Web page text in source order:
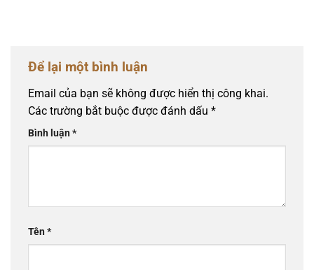
Để lại một bình luận
Email của bạn sẽ không được hiển thị công khai.
Các trường bắt buộc được đánh dấu *
Bình luận*
Tên*